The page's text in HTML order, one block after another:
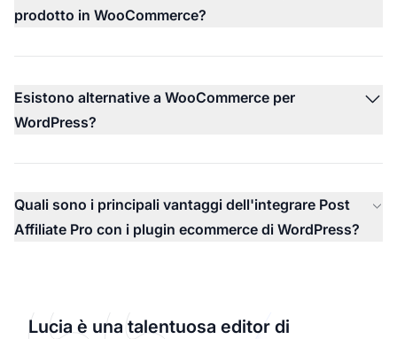
prodotto in WooCommerce?
Esistono alternative a WooCommerce per
WordPress?
Quali sono i principali vantaggi dell'integrare Post
Affiliate Pro con i plugin ecommerce di WordPress?
Lucia è una talentuosa editor di